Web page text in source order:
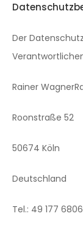
Der
Rainer
Roonstraße 52
50674 Köln
Deutschland
Tel.: 49 177